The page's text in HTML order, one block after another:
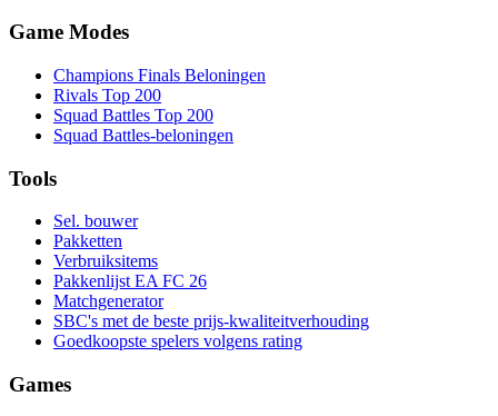
Game Modes
Champions Finals Beloningen
Rivals Top 200
Squad Battles Top 200
Squad Battles-beloningen
Tools
Sel. bouwer
Pakketten
Verbruiksitems
Pakkenlijst EA FC 26
Matchgenerator
SBC's met de beste prijs-kwaliteitverhouding
Goedkoopste spelers volgens rating
Games